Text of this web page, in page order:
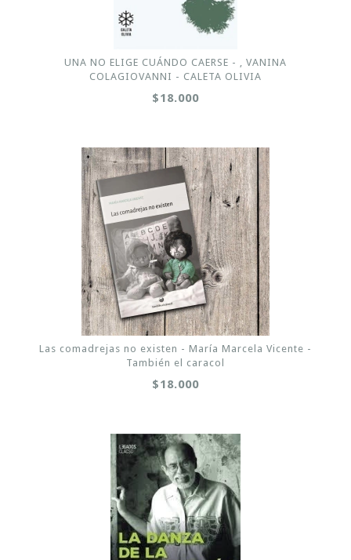
UNA NO ELIGE CUÁNDO CAERSE - , VANINA
COLAGIOVANNI - CALETA OLIVIA
$18.000
Las comadrejas no existen - María Marcela Vicente -
También el caracol
$18.000